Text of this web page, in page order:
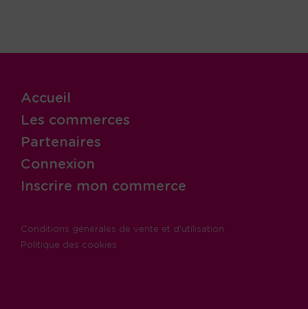
Accueil
Les commerces
Partenaires
Connexion
Inscrire mon commerce
Conditions générales de vente et d'utilisation
Politique des cookies